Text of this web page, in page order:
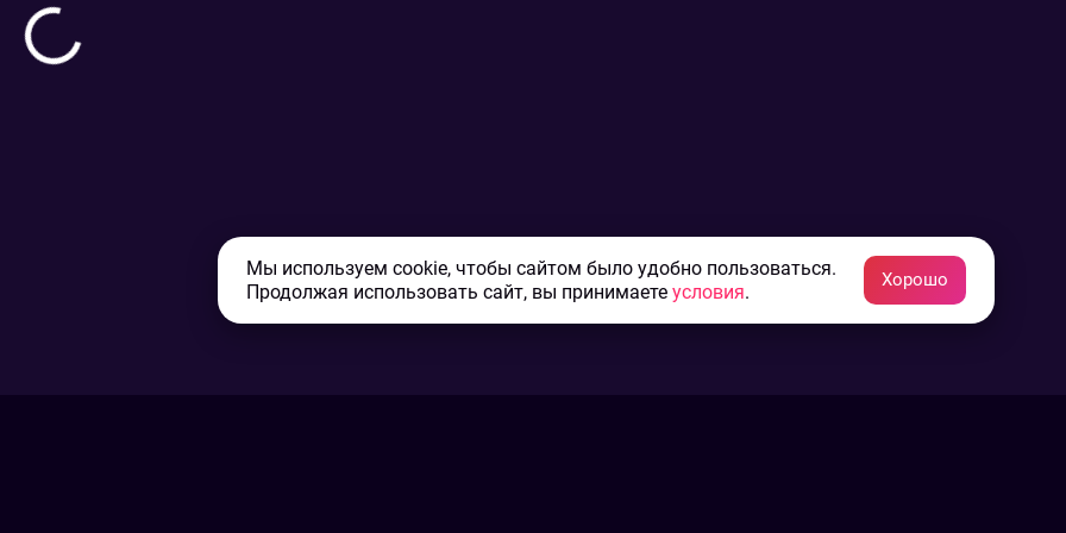
Мы используем cookie, чтобы сайтом было удобно пользоваться.
Продолжая использовать сайт, вы принимаете условия.
Хорошо